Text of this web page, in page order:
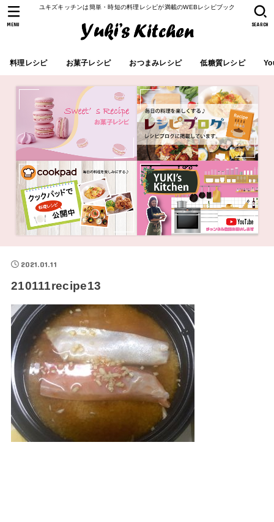
ユキズキッチンは簡単・時短の料理レシピが満載のWEBレシピブック
料理レシピ お菓子レシピ おつまみレシピ 低糖質レシピ
SEARCH
MENU
2021.01.11
210111recipe13